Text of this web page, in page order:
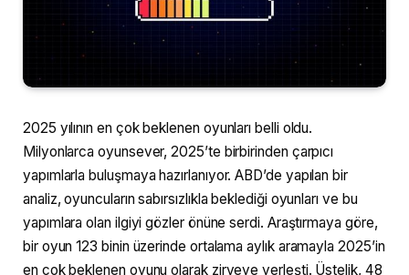
2025 yılının en çok beklenen oyunları belli oldu.
Milyonlarca oyunsever, 2025’te birbirinden çarpıcı
yapımlarla buluşmaya hazırlanıyor. ABD’de yapılan bir
analiz, oyuncuların sabırsızlıkla beklediği oyunları ve bu
yapımlara olan ilgiyi gözler önüne serdi. Araştırmaya göre,
bir oyun 123 binin üzerinde ortalama aylık aramayla 2025’in
en çok beklenen oyunu olarak zirveye yerleşti. Üstelik, 48